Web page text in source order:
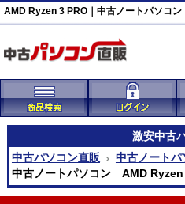
AMD Ryzen 3 PRO｜中古ノートパソコン
激安中古
中古パソコン直販
中古ノートパ
中古ノートパソコン AMD Ryzen